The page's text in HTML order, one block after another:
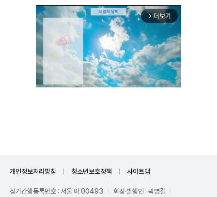
arrow_forward_ios 더보기
개인정보처리방침 청소년보호정책 사이트맵
정기간행등록번호 : 서울 아 00493 회장·발행인 : 곽영길